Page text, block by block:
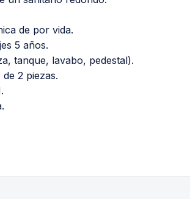
de por vida.
5 años.
tanque, lavabo, pedestal).
2 piezas.